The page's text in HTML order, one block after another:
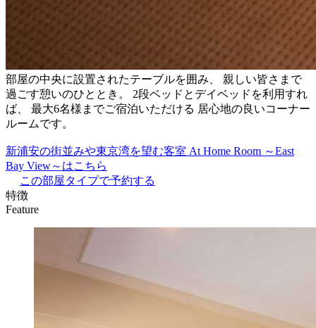
部屋の中央に設置されたテーブルを囲み、 親しい皆さまで
過ごす憩いのひととき。 2段ベッドとデイベッドを利用すれ
ば、 最大6名様までご宿泊いただける 居心地の良いコーナー
ルームです。
新浦安の街並みや東京湾を望む客室 At Home Room ～East
Bay View～はこちら
この部屋タイプで予約する
特徴
Feature